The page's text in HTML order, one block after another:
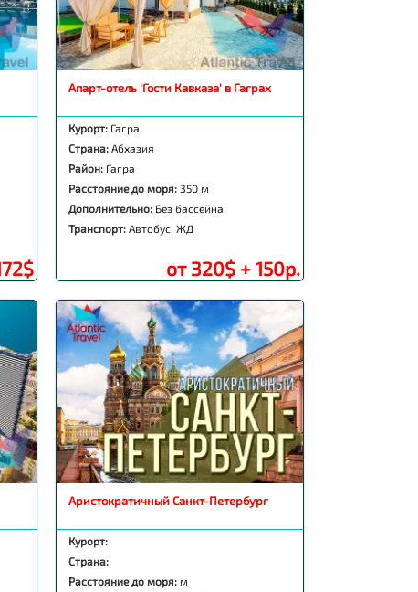
Апарт-отель 'Гости Кавказа' в Гаграх
Курорт: Гагра
Страна:Абхазия
Район: Гагра
Расстояние до моря: 350 м
Дополнительно: Без бассейна
Транспорт:Автобус, ЖД
от 320$ + 150р.
Аристократичный Санкт-Петербург
Курорт:
Страна:
Расстояние до моря:м